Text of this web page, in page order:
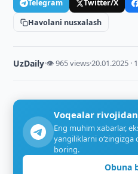
Telegram Twitter/X
Havolani nusxalash
UzDaily·👁 965 views·20.01.2025 ·
Voqealar
Eng muhim xabarlar,
yangiliklarni
boring.
Obuna